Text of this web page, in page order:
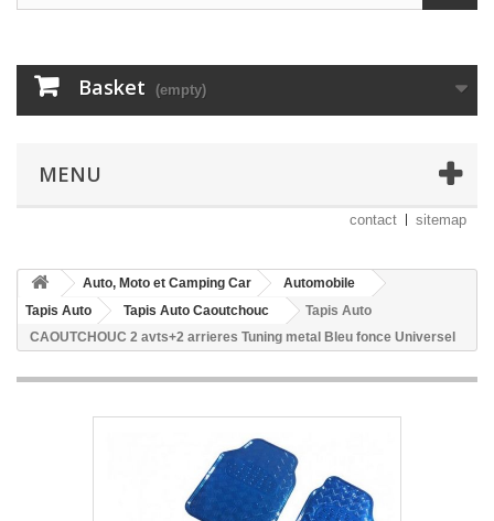
Basket (empty)
MENU
contact sitemap
Auto, Moto et Camping Car
Automobile
Tapis Auto
Tapis Auto Caoutchouc
Tapis Auto
CAOUTCHOUC 2 avts+2 arrieres Tuning metal Bleu fonce Universel